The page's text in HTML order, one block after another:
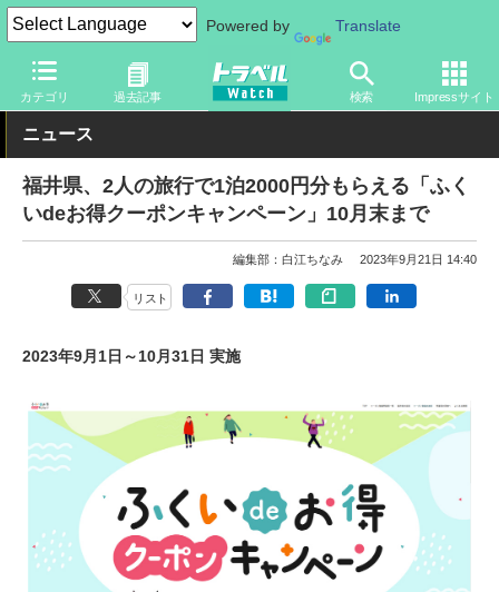
Powered by Translate
カテゴリ 過去記事 検索 Impressサイト
トラベル Watch 旅の情報 ホテル・旅館 宿泊
ニュース
福井県、2人の旅行で1泊2000円分もらえる「ふく
いdeお得クーポンキャンペーン」10月末まで
編集部：白江ちなみ 2023年9月21日 14:40
リスト
2023年9月1日～10月31日 実施